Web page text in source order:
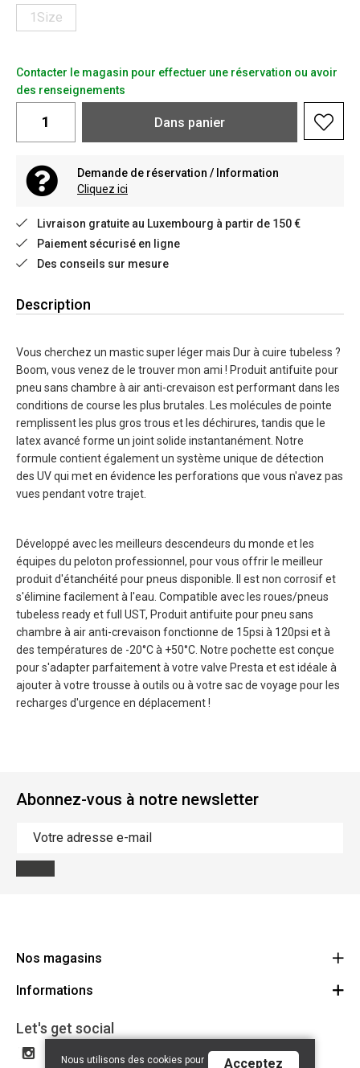
1Size
Contacter le magasin pour effectuer une réservation ou avoir
des renseignements
Dans panier
Demande de réservation / Information
Cliquez ici
Livraison gratuite au Luxembourg à partir de 150 €
Paiement sécurisé en ligne
Des conseils sur mesure
Description
Vous cherchez un mastic super léger mais Dur à cuire tubeless ?
Boom, vous venez de le trouver mon ami ! Produit antifuite pour
pneu sans chambre à air anti-crevaison est performant dans les
conditions de course les plus brutales. Les molécules de pointe
remplissent les plus gros trous et les déchirures, tandis que le
latex avancé forme un joint solide instantanément. Notre
formule contient également un système unique de détection
des UV qui met en évidence les perforations que vous n'avez pas
vues pendant votre trajet.
Développé avec les meilleurs descendeurs du monde et les
équipes du peloton professionnel, pour vous offrir le meilleur
produit d'étanchéité pour pneus disponible. Il est non corrosif et
s'élimine facilement à l'eau. Compatible avec les roues/pneus
tubeless ready et full UST, Produit antifuite pour pneu sans
chambre à air anti-crevaison fonctionne de 15psi à 120psi et à
des températures de -20°C à +50°C. Notre pochette est conçue
pour s'adapter parfaitement à votre valve Presta et est idéale à
ajouter à votre trousse à outils ou à votre sac de voyage pour les
recharges d'urgence en déplacement !
Abonnez-vous à notre newsletter
Nos magasins
Cycles Arnold Kontz Gare / Bonnevoie
+352 40 96 74 214 / +352 40 96 74 215
Informations
Conditions générales
Avertissement
Let's get social
Nous utilisons des cookies pour Acceptez